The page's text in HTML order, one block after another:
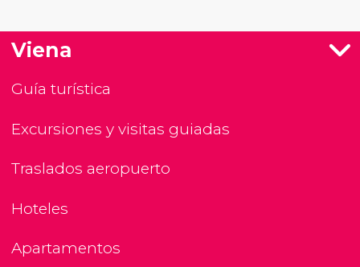
Viena
Guía turística
Excursiones y visitas guiadas
Traslados aeropuerto
Hoteles
Apartamentos